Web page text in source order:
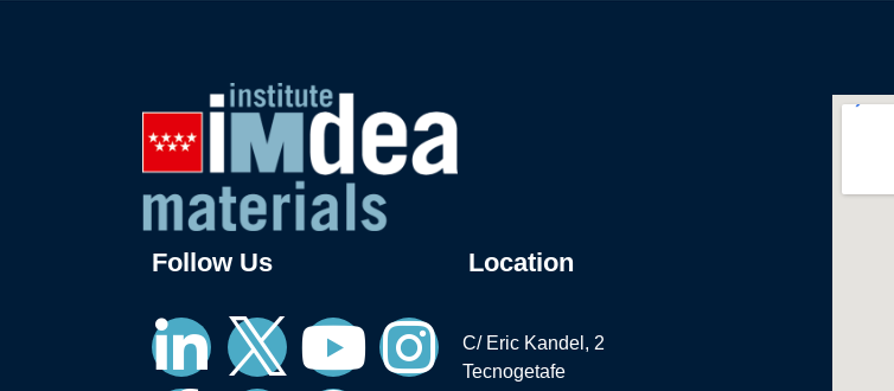
Follow Us Location
C/ Eric Kandel, 2
Tecnogetafe